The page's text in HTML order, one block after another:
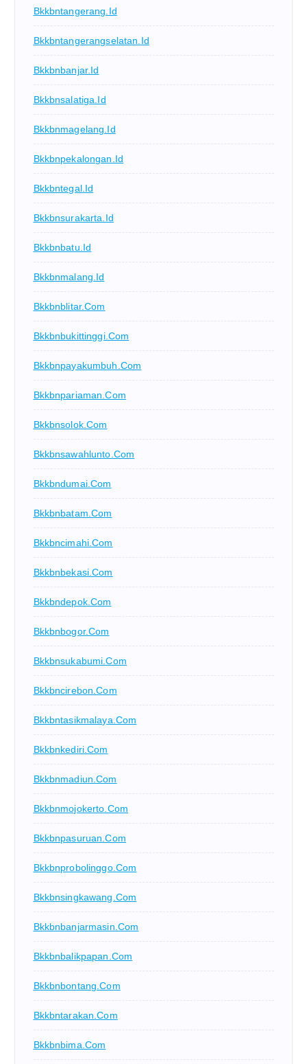
Bkkbntangerang.id
Bkkbntangerangselatan.id
Bkkbnbanjar.id
Bkkbnsalatiga.id
Bkkbnmagelang.id
Bkkbnpekalongan.id
Bkkbntegal.id
Bkkbnsurakarta.id
Bkkbnbatu.id
Bkkbnmalang.id
Bkkbnblitar.com
Bkkbnbukittinggi.com
Bkkbnpayakumbuh.com
Bkkbnpariaman.com
Bkkbnsolok.com
Bkkbnsawahlunto.com
Bkkbndumai.com
Bkkbnbatam.com
Bkkbncimahi.com
Bkkbnbekasi.com
Bkkbndepok.com
Bkkbnbogor.com
Bkkbnsukabumi.com
Bkkbncirebon.com
Bkkbntasikmalaya.com
Bkkbnkediri.com
Bkkbnmadiun.com
Bkkbnmojokerto.com
Bkkbnpasuruan.com
Bkkbnprobolinggo.com
Bkkbnsingkawang.com
Bkkbnbanjarmasin.com
Bkkbnbalikpapan.com
Bkkbnbontang.com
Bkkbntarakan.com
Bkkbnbima.com